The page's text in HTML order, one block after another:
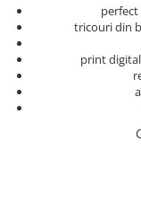
Tricouri pescari
Tricouri gameri
Tricouri music is life
Tricouri sporturi de
tricouri din
print